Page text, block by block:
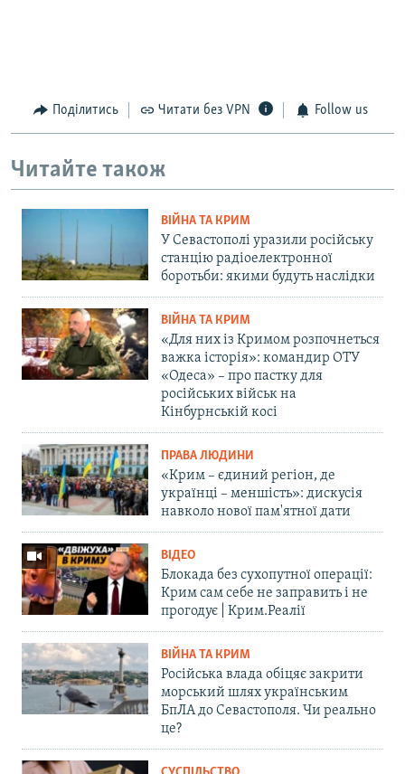
Поділитись Читати без VPN Follow us
Читайте також
ВІЙНА ТА КРИМ
У Севастополі уразили російську
станцію радіоелектронної
боротьби: якими будуть наслідки
ВІЙНА ТА КРИМ
«Для них із Кримом розпочнеться
важка історія»: командир ОТУ
«Одеса» – про пастку для
російських військ на
Кінбурнській косі
ПРАВА ЛЮДИНИ
«Крим – єдиний регіон, де
українці – меншість»: дискусія
навколо нової пам'ятної дати
ВІДЕО
Блокада без сухопутної операції:
Крим сам себе не заправить і не
прогодує | Крим.Реалії
ВІЙНА ТА КРИМ
Російська влада обіцяє закрити
морський шлях українським
БпЛА до Севастополя. Чи реально
це?